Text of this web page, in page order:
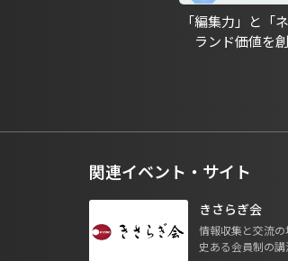
「編集力」と「
ランド価値を
関連イベント・サイト
きさらぎ会
情報収集と交流
史ある会員制の